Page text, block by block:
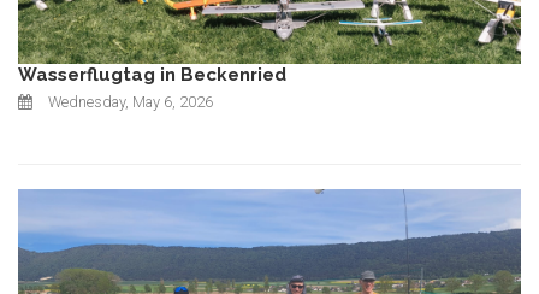
Wasserflugtag in Beckenried
Wednesday, May 6, 2026